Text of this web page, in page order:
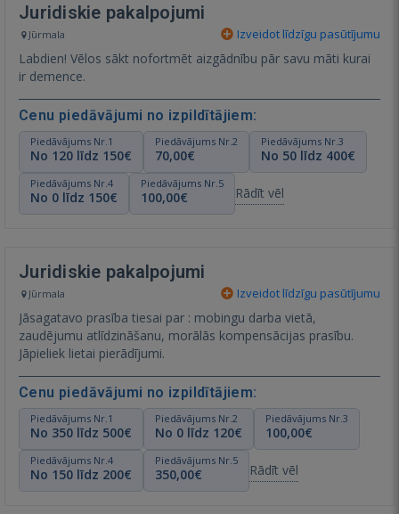
Juridiskie pakalpojumi
Jūrmala Izveidot līdzīgu pasūtījumu
Labdien! Vēlos sākt nofortmēt aizgādnību pār savu māti kurai
ir demence.
Cenu piedāvājumi no izpildītājiem:
Piedāvājums Nr.1
No 120 līdz 150€
Piedāvājums Nr.2
70,00€
Piedāvājums Nr.3
No 50 līdz 400€
Piedāvājums Nr.4
No 0 līdz 150€
Piedāvājums Nr.5
100,00€ Rādīt vēl
Juridiskie pakalpojumi
Jūrmala Izveidot līdzīgu pasūtījumu
Jāsagatavo prasība tiesai par : mobingu darba vietā,
zaudējumu atlīdzināšanu, morālās kompensācijas prasību.
Jāpieliek lietai pierādījumi.
Cenu piedāvājumi no izpildītājiem:
Piedāvājums Nr.1
No 350 līdz 500€
Piedāvājums Nr.2
No 0 līdz 120€
Piedāvājums Nr.3
100,00€
Piedāvājums Nr.4
No 150 līdz 200€
Piedāvājums Nr.5
350,00€ Rādīt vēl